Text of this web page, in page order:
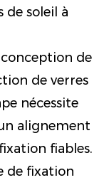
de soleil à
de
de verres
nécessite
alignement
fiables.
de fixation